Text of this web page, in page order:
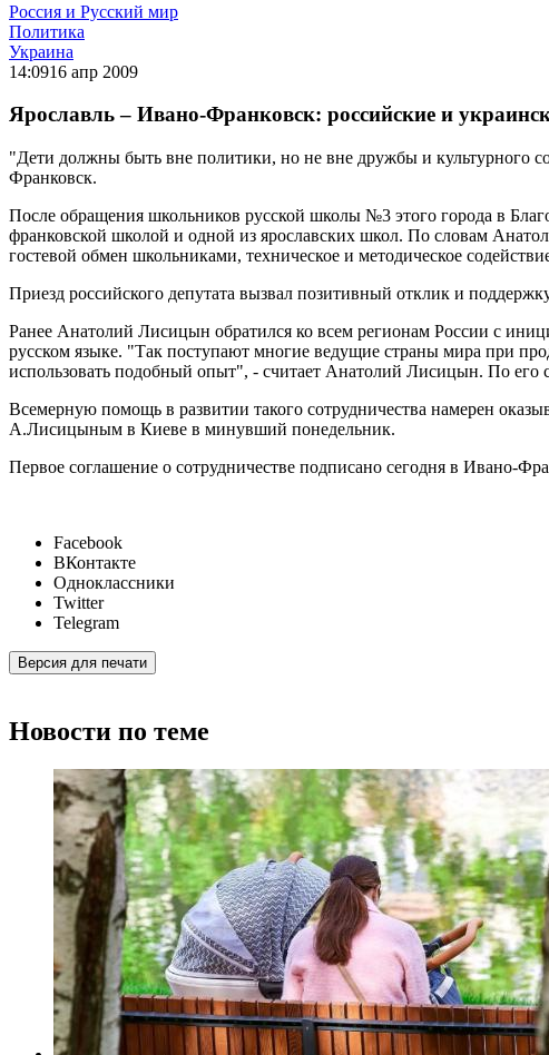
Россия и Русский мир
Политика
Украина
14:0916 апр 2009
Ярославль – Ивано-Франковск: российские и
"Дети должны быть вне политики, но не вне дружбы и культурного
Франковск.
После обращения школьников русской школы №3 этого города в
франковской школой и одной из ярославских школ. По словам
гостевой обмен школьниками, техническое и методическое
Приезд российского депутата вызвал позитивный отклик и
Ранее Анатолий Лисицын обратился ко всем регионам России с
русском языке. "Так поступают многие ведущие страны мира при
использовать подобный опыт", - считает Анатолий Лисицын. По
Всемерную помощь в развитии такого сотрудничества намерен
А.Лисицыным в Киеве в минувший понедельник.
Первое соглашение о сотрудничестве подписано сегодня в Ивано-
Facebook
ВКонтакте
Одноклассники
Twitter
Telegram
Версия для печати
Новости по теме